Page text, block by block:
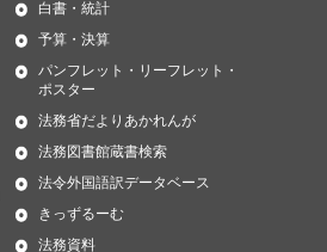
白書・統計
予算・決算
パンフレット・リーフレット・
ポスター
法務省だよりあかれんが
法務図書館蔵書検索
法令外国語訳データベース
きっずるーむ
法務資料